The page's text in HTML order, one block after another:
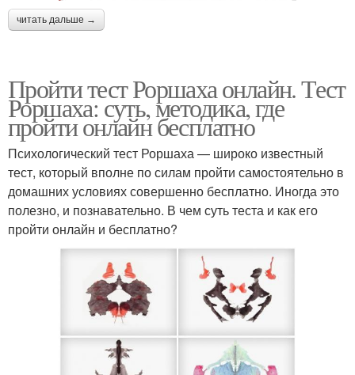
читать дальше →
Пройти тест Роршаха онлайн. Тест
Роршаха: суть, методика, где
пройти онлайн бесплатно
Психологический тест Роршаха — широко известный
тест, который вполне по силам пройти самостоятельно в
домашних условиях совершенно бесплатно. Иногда это
полезно, и познавательно. В чем суть теста и как его
пройти онлайн и бесплатно?